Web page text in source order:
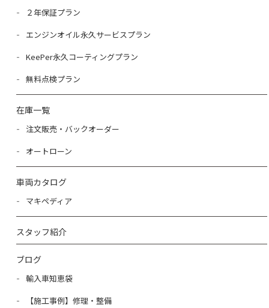
２年保証プラン
エンジンオイル永久サービスプラン
KeePer永久コーティングプラン
無料点検プラン
在庫一覧
注文販売・バックオーダー
オートローン
車両カタログ
マキペディア
スタッフ紹介
ブログ
輸入車知恵袋
【施工事例】修理・整備